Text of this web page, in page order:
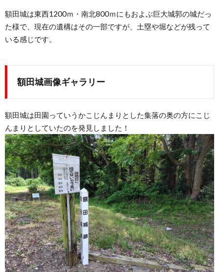
額田城は東西1200ｍ・南北800ｍにもおよぶ巨大城郭の城だっ
た様で、現在の遺構はその一部ですが、土塁や堀などが残って
いる感じです。
額田城画像ギャラリー
額田城は田園っていうかこじんまりとした集落の奥の方にこじ
んまりとしていたのを発見しました！